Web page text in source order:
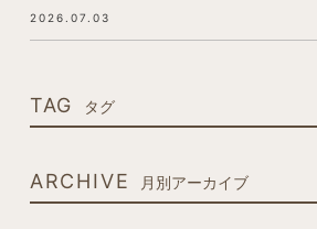
2026.07.03
TAG タグ
ARCHIVE 月別アーカイブ